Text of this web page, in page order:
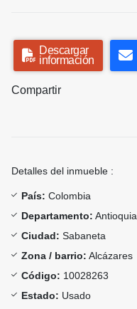
Descargar
información
Compartir
Detalles del inmueble :
País: Colombia
Departamento: Antioquia
Ciudad: Sabaneta
Zona / barrio: Alcázares
Código: 10028263
Estado: Usado